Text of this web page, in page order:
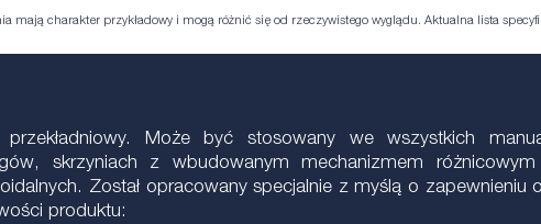
mają charakter przykładowy i mogą różnić się od rzeczywistego wyglądu. Aktualna lista
przekładniowy. Może być stosowany we wszystkich
skrzyniach z wbudowanym mechanizmem
Został opracowany specjalnie z myślą o
produktu: